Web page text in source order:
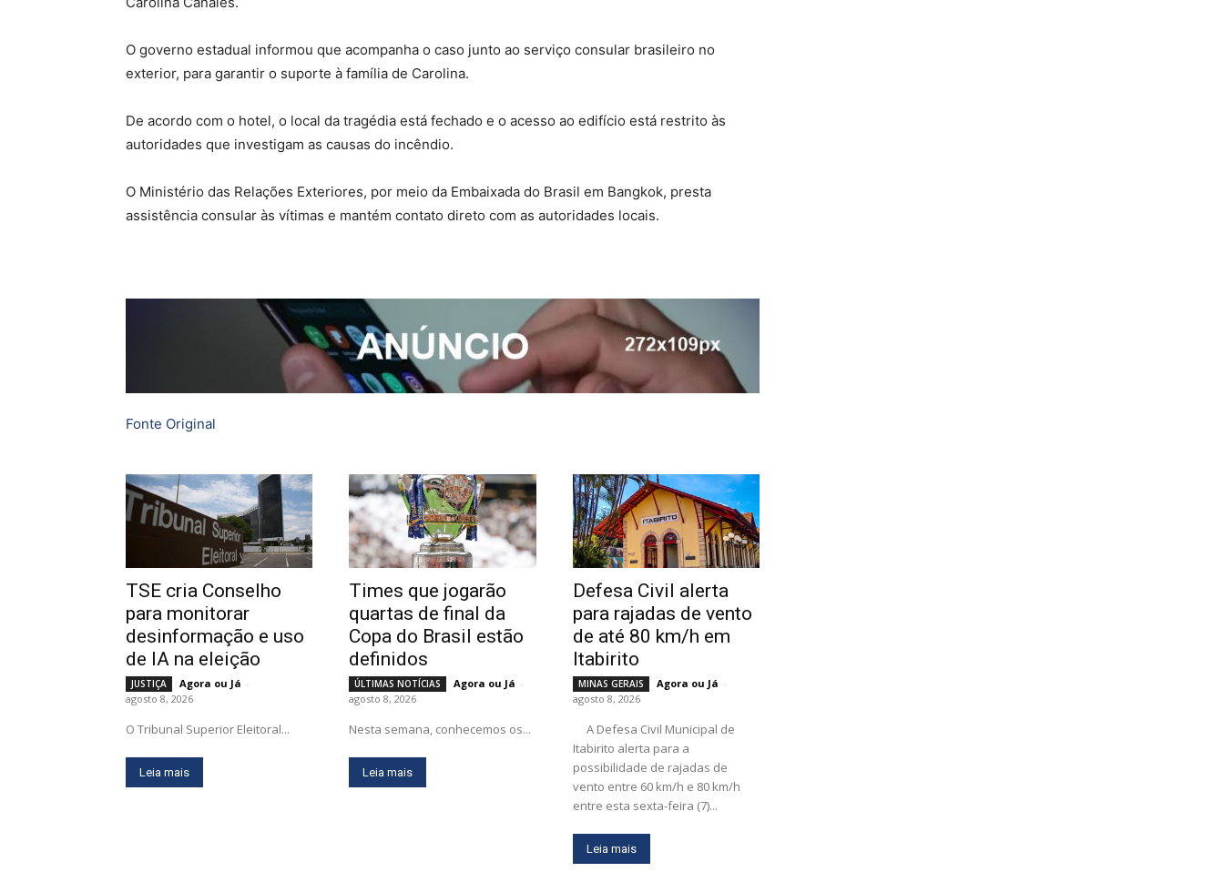
O governo estadual informou que acompanha o caso junto ao serviço consular brasileiro no
exterior, para garantir o suporte à família de Carolina.
De acordo com o hotel, o local da tragédia está fechado e o acesso ao edifício está restrito às
autoridades que investigam as causas do incêndio.
O Ministério das Relações Exteriores, por meio da Embaixada do Brasil em Bangkok, presta
assistência consular às vítimas e mantém contato direto com as autoridades locais.
Fonte Original
TSE cria Conselho
para monitorar
desinformação e uso
de IA na eleição
JUSTIÇA Agora ou Já -
agosto 8, 2026
O Tribunal Superior Eleitoral...
Leia mais
Times que jogarão
quartas de final da
Copa do Brasil estão
definidos
ÚLTIMAS NOTÍCIAS Agora ou Já -
agosto 8, 2026
Nesta semana, conhecemos os...
Leia mais
Defesa Civil alerta
para rajadas de vento
de até 80 km/h em
Itabirito
MINAS GERAIS Agora ou Já -
agosto 8, 2026
Itabirito alerta para a
possibilidade de rajadas de
vento entre 60 km/h e 80 km/h
entre esta sexta-feira (7)...
Leia mais